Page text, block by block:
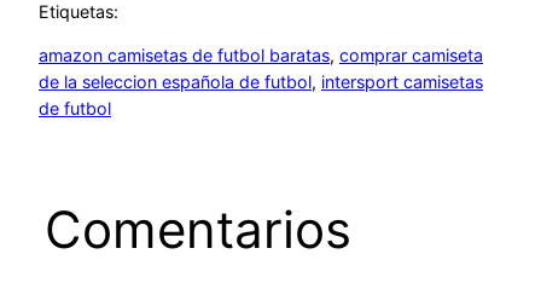
Etiquetas:
amazon camisetas de futbol baratas, comprar camiseta
de la seleccion española de futbol, intersport camisetas
de futbol
Comentarios